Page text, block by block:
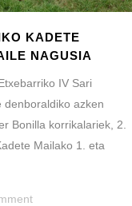
KADETE
NAGUSIA
IV Sari
denboraldiko azken
Bonilla korrikalariek, 2.
Mailako 1. eta